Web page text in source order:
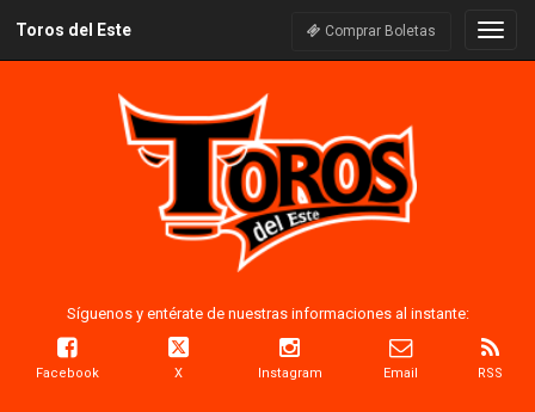
Toros del Este Comprar Boletas
Síguenos y entérate de nuestras informaciones al instante:
Facebook X Instagram Email RSS